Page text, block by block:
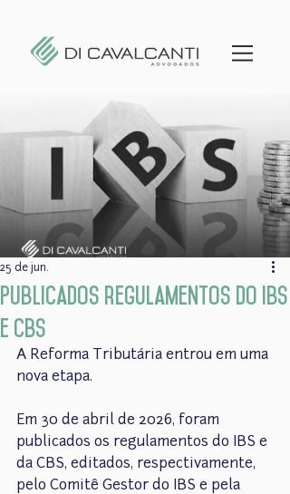
Publicados regulamentos do IBS
e CBS
25 de jun.
A Reforma Tributária entrou em uma
nova etapa.
Em 30 de abril de 2026, foram
publicados os regulamentos do IBS e
da CBS, editados, respectivamente,
pelo Comitê Gestor do IBS e pela